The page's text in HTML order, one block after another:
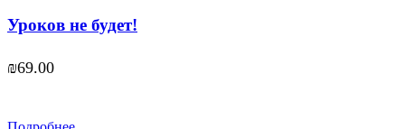
Уроков не будет!
₪69.00